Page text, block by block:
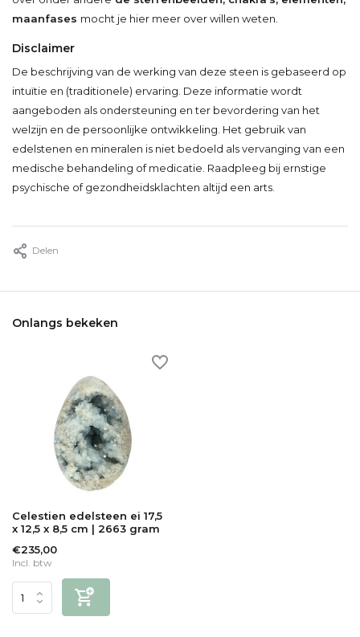
maanfases mocht je hier meer over willen weten.
Disclaimer
De beschrijving van de werking van deze steen is gebaseerd op
intuïtie en (traditionele) ervaring. Deze informatie wordt
aangeboden als ondersteuning en ter bevordering van het
welzijn en de persoonlijke ontwikkeling. Het gebruik van
edelstenen en mineralen is niet bedoeld als vervanging van een
medische behandeling of medicatie. Raadpleeg bij ernstige
psychische of gezondheidsklachten altijd een arts.
Delen
Onlangs bekeken
Celestien edelsteen ei 17,5
x 12,5 x 8,5 cm | 2663 gram
€235,00
Incl. btw